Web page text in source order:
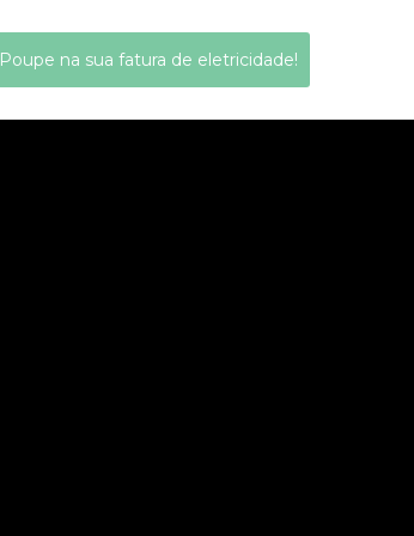
Poupe na sua fatura de eletricidade!